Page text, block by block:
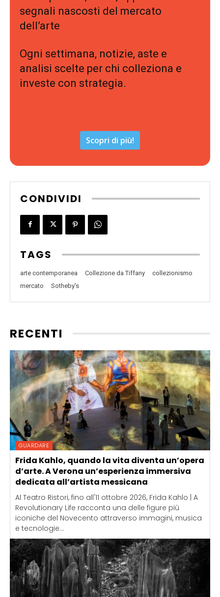
segnali nascosti del mercato
dell’arte
Ogni settimana, notizie, aste e
analisi scelte per chi colleziona e
investe con strategia.
Scopri di più!
CONDIVIDI
TAGS
arte contemporanea Collezione da Tiffany
collezionismo
mercato
Sotheby's
RECENTI
GUARDARE
Frida Kahlo, quando la vita diventa un’opera
d’arte. A Verona un’esperienza immersiva
dedicata all’artista messicana
Al Teatro Ristori, fino all'11 ottobre 2026, Frida Kahlo | A
Revolutionary Life racconta una delle figure più
iconiche del Novecento attraverso immagini, musica
e tecnologie...